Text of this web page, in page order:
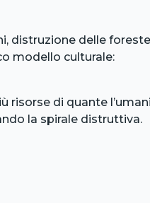
distruzione delle
modello culturale:
risorse di quante
la spirale distruttiva.